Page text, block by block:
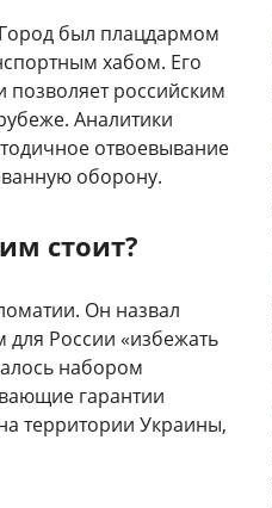
был плацдармом
хабом. Его
позволяет российским
Аналитики
отвоевывание
оборону.
стоит?
Он назвал
России «избежать
набором
гарантии
территории Украины,